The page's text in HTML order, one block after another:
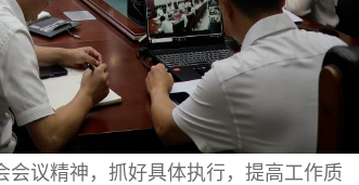
议精神，抓好具体执行，提高工作质